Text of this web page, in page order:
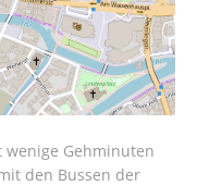
wenige Gehminuten
den Bussen der